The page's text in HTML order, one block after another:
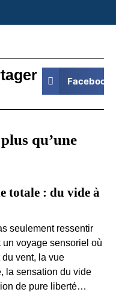
Facebook
qu’une
totale : du vide à
seulement ressentir
un voyage sensoriel où
vent, la vue
la sensation du vide
de pure liberté…